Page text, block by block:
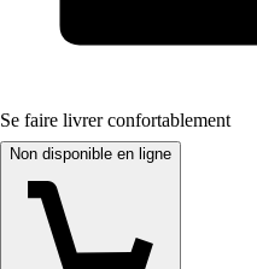
Se faire livrer confortablement
Non disponible en ligne